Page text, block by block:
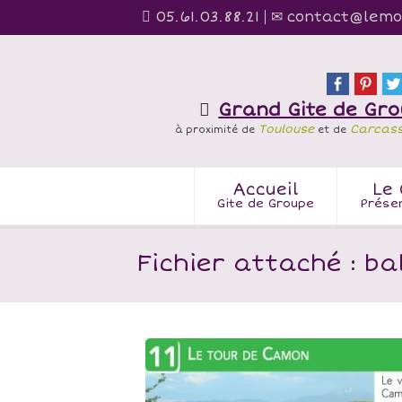
05.61.03.88.21
Grand Gite de
à proximité de Toulouseet de
Accueil
Gite de Groupe
Le
Fichier attaché :